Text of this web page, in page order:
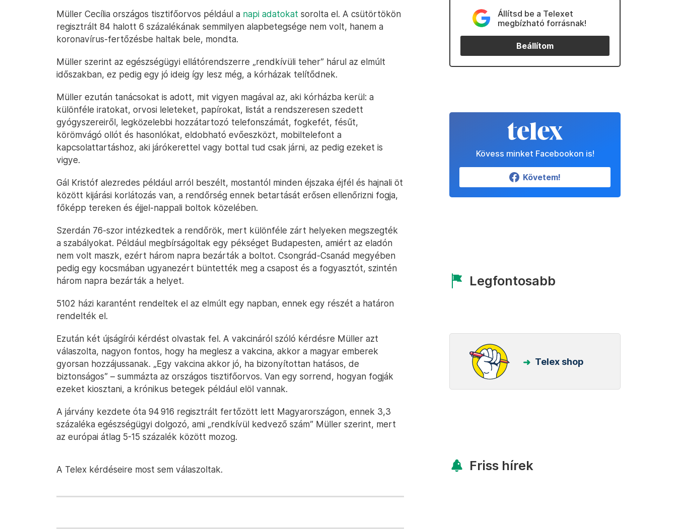
Müller Cecília országos tisztifőorvos például a napi adatokat sorolta el. A csütörtökön
regisztrált 84 halott 6 százalékának semmilyen alapbetegsége nem volt, hanem a
koronavírus-fertőzésbe haltak bele, mondta.
Müller szerint az egészségügyi ellátórendszerre „rendkívüli teher” hárul az elmúlt
időszakban, ez pedig egy jó ideig így lesz még, a kórházak telítődnek.
Müller ezután tanácsokat is adott, mit vigyen magával az, aki kórházba kerül: a
különféle iratokat, orvosi leleteket, papírokat, listát a rendszeresen szedett
gyógyszereiről, legközelebbi hozzátartozó telefonszámát, fogkefét, fésűt,
körömvágó ollót és hasonlókat, eldobható evőeszközt, mobiltelefont a
kapcsolattartáshoz, aki járókerettel vagy bottal tud csak járni, az pedig ezeket is
vigye.
Gál Kristóf alezredes például arról beszélt, mostantól minden éjszaka éjfél és hajnali öt
között kijárási korlátozás van, a rendőrség ennek betartását erősen ellenőrizni fogja,
főképp tereken és éjjel-nappali boltok közelében.
Szerdán 76-szor intézkedtek a rendőrök, mert különféle zárt helyeken megszegték
a szabályokat. Például megbírságoltak egy pékséget Budapesten, amiért az eladón
nem volt maszk, ezért három napra bezárták a boltot. Csongrád-Csanád megyében
pedig egy kocsmában ugyanezért büntették meg a csapost és a fogyasztót, szintén
három napra bezárták a helyet.
5102 házi karantént rendeltek el az elmúlt egy napban, ennek egy részét a határon
rendelték el.
Ezután két újságírói kérdést olvastak fel. A vakcináról szóló kérdésre Müller azt
válaszolta, nagyon fontos, hogy ha meglesz a vakcina, akkor a magyar emberek
gyorsan hozzájussanak. „Egy vakcina akkor jó, ha bizonyítottan hatásos, de
biztonságos” – summázta az országos tisztifőorvos. Van egy sorrend, hogyan fogják
ezeket kiosztani, a krónikus betegek például elöl vannak.
A járvány kezdete óta 94 916 regisztrált fertőzött lett Magyarországon, ennek 3,3
százaléka egészségügyi dolgozó, ami „rendkívül kedvező szám” Müller szerint, mert
az európai átlag 5-15 százalék között mozog.
A Telex kérdéseire most sem válaszoltak.
Állítsd be a Telexet
megbízható forrásnak!
Beállítom
Kövess minket Facebookon is!
Követem!
Legfontosabb
Telex shop
Friss hírek